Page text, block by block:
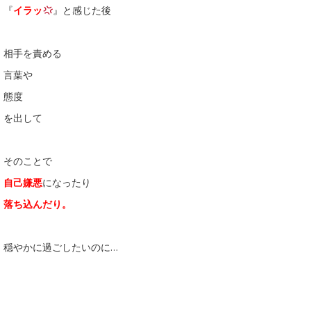
『イラッ 』と感じた後
相手を責める
言葉や
態度
を出して
そのことで
自己嫌悪になったり
落ち込んだり。
穏やかに過ごしたいのに…